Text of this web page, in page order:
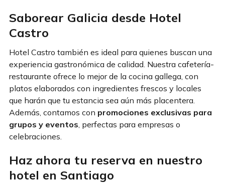
Saborear Galicia desde Hotel
Castro
Hotel Castro también es ideal para quienes buscan una
experiencia gastronómica de calidad. Nuestra cafetería-
restaurante ofrece lo mejor de la cocina gallega, con
platos elaborados con ingredientes frescos y locales
que harán que tu estancia sea aún más placentera.
Además, contamos con promociones exclusivas para
grupos y eventos, perfectas para empresas o
celebraciones.
Haz ahora tu reserva en nuestro
hotel en Santiago